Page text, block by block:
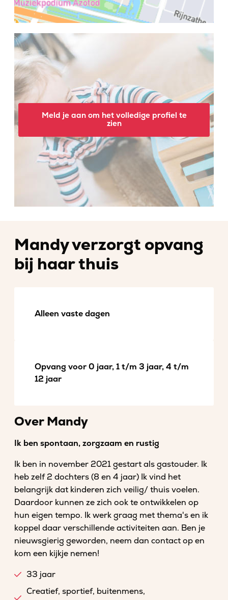
Meld je aan om het volledige profiel te
zien
Mandy verzorgt opvang
bij haar thuis
Alleen vaste dagen
Opvang voor 0 jaar, 1 t/m 3 jaar, 4 t/m
12 jaar
Over Mandy
Ik ben spontaan, zorgzaam en rustig
Ik ben in november 2021 gestart als gastouder. Ik
heb zelf 2 dochters (8 en 4 jaar) Ik vind het
belangrijk dat kinderen zich veilig/ thuis voelen.
Daardoor kunnen ze zich ook te ontwikkelen op
hun eigen tempo. Ik werk graag met thema's en ik
koppel daar verschillende activiteiten aan. Ben je
nieuwsgierig geworden, neem dan contact op en
kom een kijkje nemen!
33 jaar
Creatief, sportief, buitenmens,